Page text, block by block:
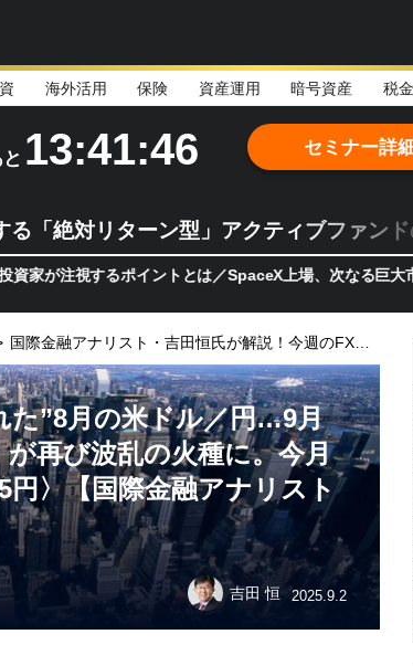
海外活用 保険 資産運用 暗号資産 税金
13:41:44
「絶対リターン型」アクティブファンド
するポイントとは／SpaceX上場、次なる巨大市場は
セミナー詳
た”8月の米ドル／円…9月
再び波乱の火種に。今月
円〉【国際金融アナリスト
吉田 恒 2025.9.2